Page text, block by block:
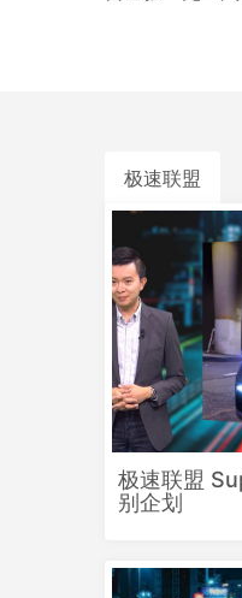
极速联盟
极速联盟
别企划